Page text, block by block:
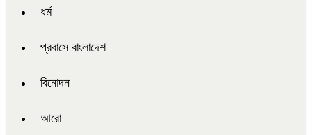
ধর্ম
প্রবাসে বাংলাদেশ
বিনোদন
আরো